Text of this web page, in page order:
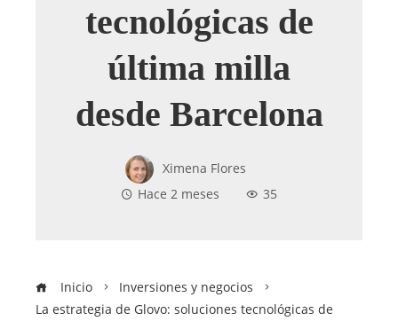
tecnológicas de
última milla
desde Barcelona
Ximena Flores
Hace 2 meses
35
Inicio
Inversiones y negocios
La estrategia de Glovo: soluciones tecnológicas de